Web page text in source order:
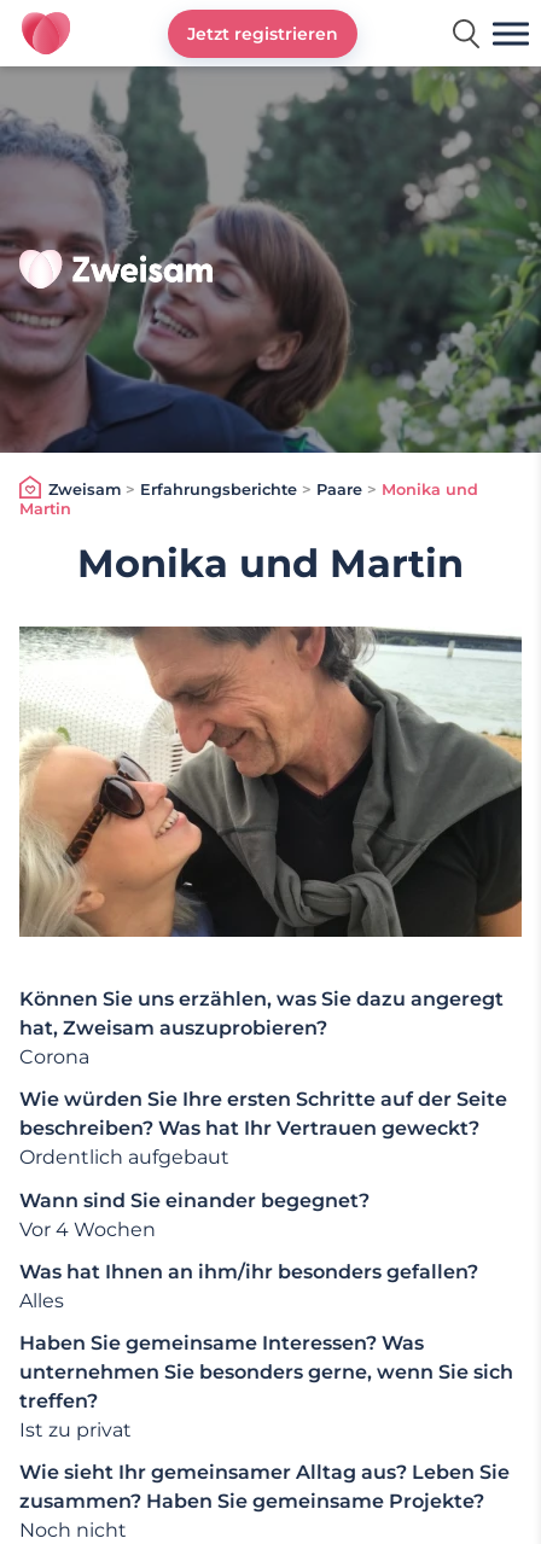
Zweisam
Jetzt registrieren
Zweisam> Erfahrungsberichte > Paare > Monika und
Martin
Monika und Martin
Können Sie uns erzählen, was Sie dazu angeregt
hat, Zweisam auszuprobieren?
Corona
Wie würden Sie Ihre ersten Schritte auf der Seite
beschreiben? Was hat Ihr Vertrauen geweckt?
Ordentlich aufgebaut
Wann sind Sie einander begegnet?
Vor 4 Wochen
Was hat Ihnen an ihm/ihr besonders gefallen?
Alles
Haben Sie gemeinsame Interessen? Was
unternehmen Sie besonders gerne, wenn Sie sich
treffen?
Ist zu privat
Wie sieht Ihr gemeinsamer Alltag aus? Leben Sie
zusammen? Haben Sie gemeinsame Projekte?
Noch nicht